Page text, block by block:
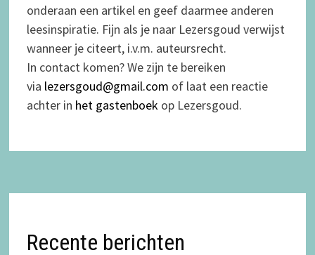
onderaan een artikel en geef daarmee anderen
leesinspiratie. Fijn als je naar Lezersgoud verwijst
wanneer je citeert, i.v.m. auteursrecht.
In contact komen? We zijn te bereiken
via lezersgoud@gmail.com of laat een reactie
achter in het gastenboekop Lezersgoud.
Recente berichten